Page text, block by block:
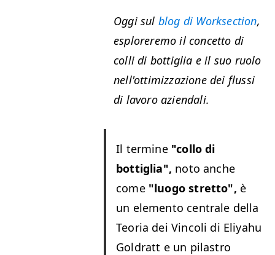
Oggi sul blog di Worksection,
esploreremo il concetto di
colli di bottiglia e il suo ruolo
nell'ottimizzazione dei flussi
di lavoro aziendali.
Il termine "collo di
bottiglia", noto anche
come "luogo stretto", è
un elemento centrale della
Teoria dei Vincoli di Eliyahu
Goldratt e un pilastro